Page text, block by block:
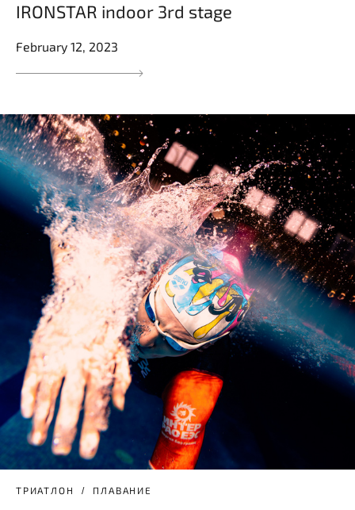
IRONSTAR indoor 3rd stage
February 12, 2023
ТРИАТЛОН ПЛАВАНИЕ